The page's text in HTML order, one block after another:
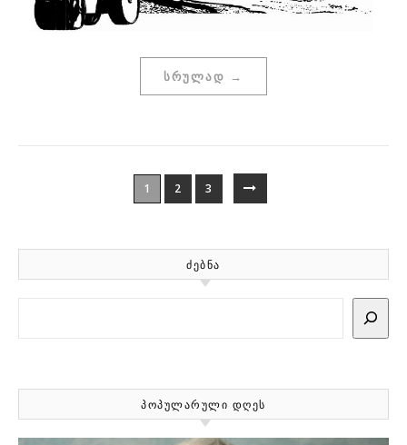
ᲡᲠᲣᲚᲐᲓ →
1 2 3
ᲫᲔᲑᲜᲐ
ᲞᲝᲞᲣᲚᲐᲠᲣᲚᲘ ᲓᲦᲔᲡ